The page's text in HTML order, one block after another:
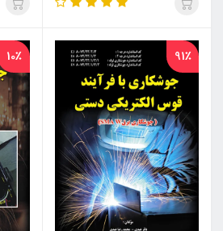
91٪ 10٪